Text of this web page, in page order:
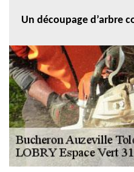
Un découpage d’arbre